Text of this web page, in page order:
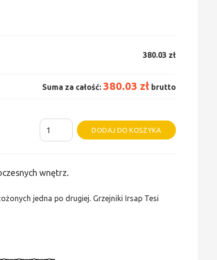
380.03 zł
Suma za całość: 380.03 zł brutto
ilość
Grzejnik
DODAJ DO KOSZYKA
Alternative:
wnętrz.
jedna po drugiej. Grzejniki Irsap Tesi